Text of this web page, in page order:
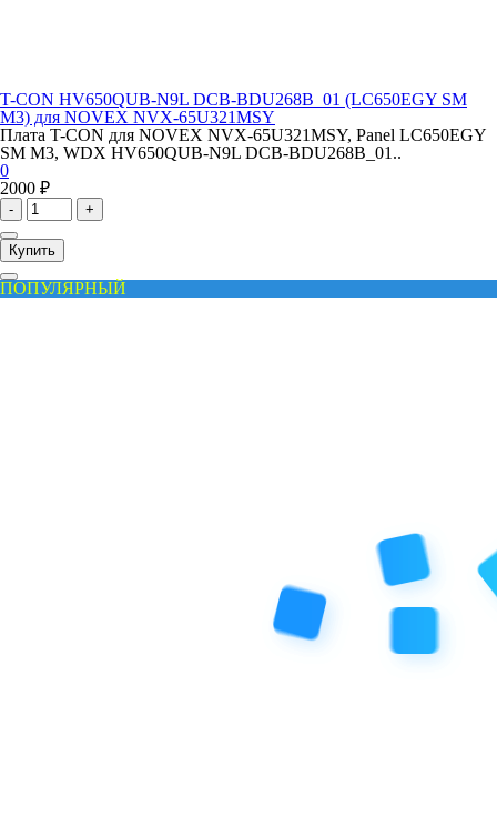
T-CON HV650QUB-N9L DCB-BDU268B_01 (LC650EGY SM
M3) для NOVEX NVX-65U321MSY
Плата T-CON для NOVEX NVX-65U321MSY, Panel LC650EGY
SM M3, WDX HV650QUB-N9L DCB-BDU268B_01..
0
2000 ₽
- +
Купить
ПОПУЛЯРНЫЙ